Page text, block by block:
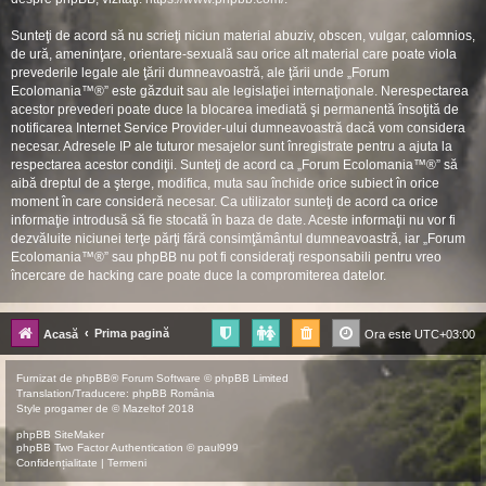
Sunteţi de acord să nu scrieţi niciun material abuziv, obscen, vulgar, calomnios,
de ură, ameninţare, orientare-sexuală sau orice alt material care poate viola
prevederile legale ale ţării dumneavoastră, ale ţării unde „Forum
Ecolomania™®” este găzduit sau ale legislaţiei internaţionale. Nerespectarea
acestor prevederi poate duce la blocarea imediată şi permanentă însoţită de
notificarea Internet Service Provider-ului dumneavoastră dacă vom considera
necesar. Adresele IP ale tuturor mesajelor sunt înregistrate pentru a ajuta la
respectarea acestor condiţii. Sunteţi de acord ca „Forum Ecolomania™®” să
aibă dreptul de a şterge, modifica, muta sau închide orice subiect în orice
moment în care consideră necesar. Ca utilizator sunteţi de acord ca orice
informaţie introdusă să fie stocată în baza de date. Aceste informaţii nu vor fi
dezvăluite niciunei terţe părţi fără consimţământul dumneavoastră, iar „Forum
Ecolomania™®” sau phpBB nu pot fi consideraţi responsabili pentru vreo
încercare de hacking care poate duce la compromiterea datelor.
Acasă Prima pagină Ora esteUTC+03:00
Furnizat de phpBB® Forum Software © phpBB Limited
Translation/Traducere: phpBB România
Style progamer de © Mazeltof 2018
phpBB SiteMaker
phpBB Two Factor Authentication © paul999
Confidențialitate | Termeni